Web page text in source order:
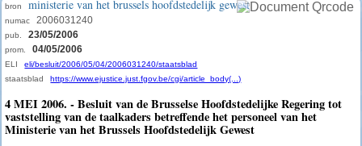
bron ministerie van het brussels hoofdstedelijk gewest
numac 2006031240
pub. 23/05/2006
prom. 04/05/2006
ELI
eli/besluit/2006/05/04/2006031240/staatsblad
staatsblad
https://www.ejustice.just.fgov.be/cgi/article_body(...)
4 MEI 2006. - Besluit van de Brusselse Hoofdstedelijke Regering tot
vaststelling van de taalkaders betreffende het personeel van het
Ministerie van het Brussels Hoofdstedelijk Gewest